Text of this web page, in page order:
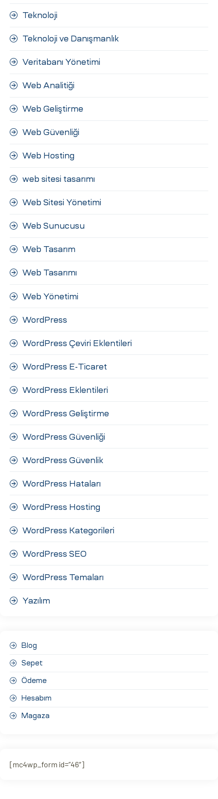
Teknoloji
Teknoloji ve Danışmanlık
Veritabanı Yönetimi
Web Analitiği
Web Geliştirme
Web Güvenliği
Web Hosting
web sitesi tasarımı
Web Sitesi Yönetimi
Web Sunucusu
Web Tasarım
Web Tasarımı
Web Yönetimi
WordPress
WordPress Çeviri Eklentileri
WordPress E-Ticaret
WordPress Eklentileri
WordPress Geliştirme
WordPress Güvenliği
WordPress Güvenlik
WordPress Hataları
WordPress Hosting
WordPress Kategorileri
WordPress SEO
WordPress Temaları
Yazılım
Blog
Sepet
Ödeme
Hesabım
Magaza
[mc4wp_form id=”46″]